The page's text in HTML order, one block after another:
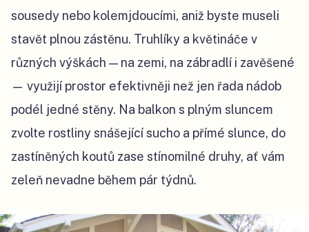
sousedy nebo kolemjdoucími, aniž byste museli
stavět plnou zástěnu. Truhlíky a květináče v
různých výškách — na zemi, na zábradlí i zavěšené
— využijí prostor efektivněji než jen řada nádob
podél jedné stěny. Na balkon s plným sluncem
zvolte rostliny snášející sucho a přímé slunce, do
zastíněných koutů zase stínomilné druhy, ať vám
zeleň nevadne během pár týdnů.